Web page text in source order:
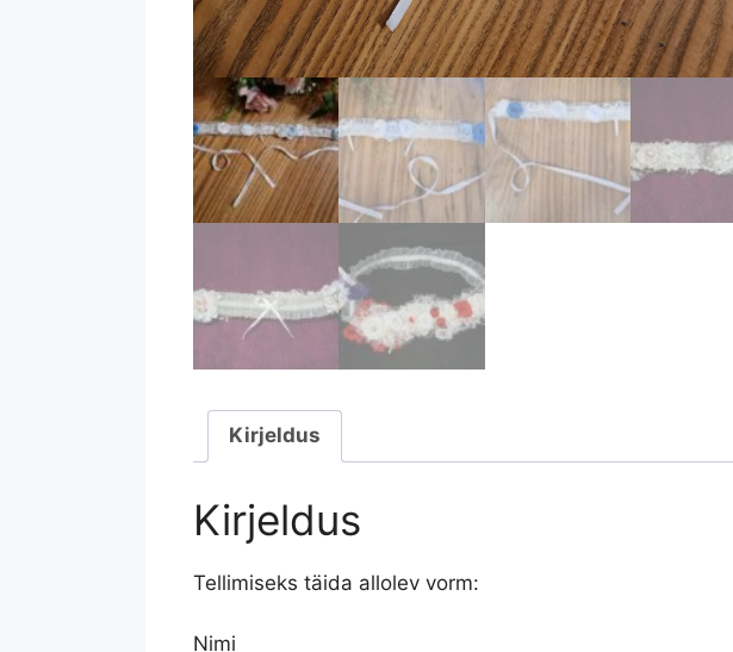
Kirjeldus
Kirjeldus
Tellimiseks täida allolev vorm:
Nimi